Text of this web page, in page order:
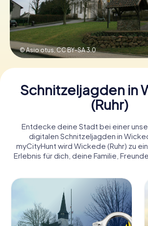
Gutscheine bestellen
© Asio otus,CC BY-SA 3.0
Schnitzeljagden in
(Ruhr)
Entdecke deine Stadt bei einer
digitalen Schnitzeljagden in
myCityHunt wird Wickede (Ruhr) zu
Erlebnis für dich, deine Familie,